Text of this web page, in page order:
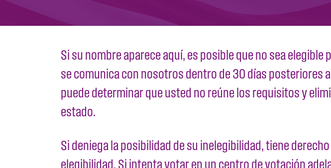
Si su nombre aparece aquí, es posible que no sea
se comunica con nosotros dentro de 30 días posteriores
puede determinar que usted no reúne los requisitos y
estado.
Si deniega la posibilidad de su inelegibilidad, tiene
elegibilidad. Si intenta votar en un centro de votación